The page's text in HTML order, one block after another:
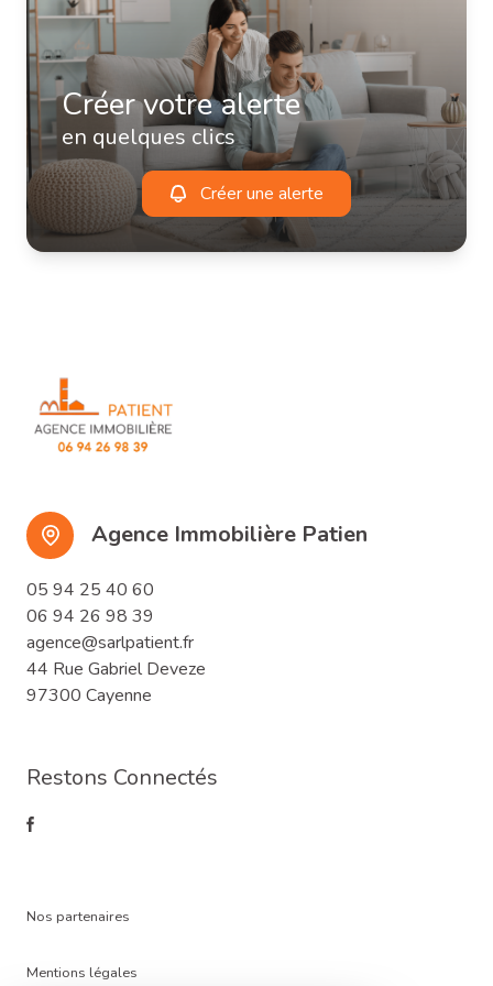
Créer votre alerte
en quelques clics
Créer une alerte
Agence Immobilière Patien
05 94 25 40 60
06 94 26 98 39
agence@sarlpatient.fr
44 Rue Gabriel Deveze
97300 Cayenne
Restons Connectés
nos partenaires
mentions légales